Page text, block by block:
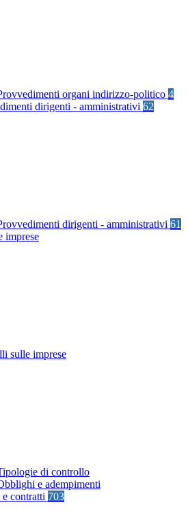
organi indirizzo-politico 4
dirigenti - amministrativi 62
dirigenti - amministrativi 61
imprese
sulle imprese
di controllo
e adempimenti
contratti 703